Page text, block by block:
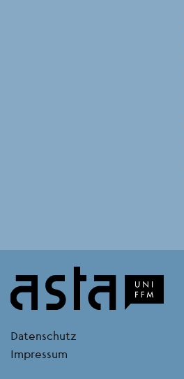
kontakt
Datenschutz
Impressum